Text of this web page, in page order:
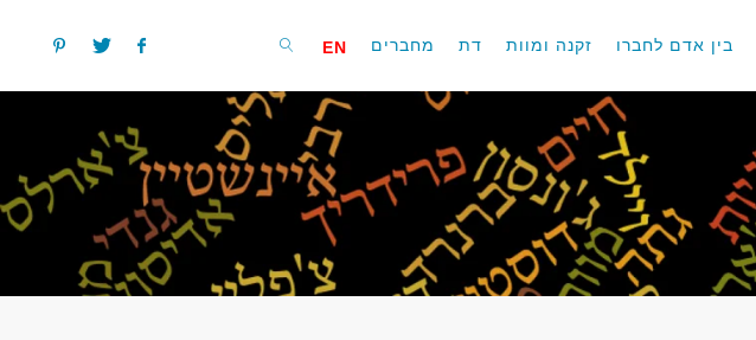
בין אדם לחברו זקנה ומוות דת מחברים EN